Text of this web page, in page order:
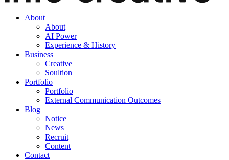
About
About
AI Power
Experience & History
Business
Creative
Soultion
Portfolio
Portfolio
External Communication Outcomes
Blog
Notice
News
Recruit
Content
Contact